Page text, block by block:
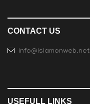
CONTACT US
info@islamonweb.net
USEFULL LINKS